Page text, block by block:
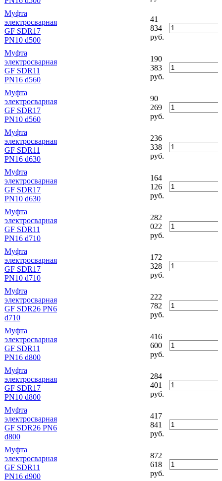
Муфта
электросварная
GF SDR17
PN10 d500
41
834
руб.
Муфта
электросварная
GF SDR11
PN16 d560
190
383
руб.
Муфта
электросварная
GF SDR17
PN10 d560
90
269
руб.
Муфта
электросварная
GF SDR11
PN16 d630
236
338
руб.
Муфта
электросварная
GF SDR17
PN10 d630
164
126
руб.
Муфта
электросварная
GF SDR11
PN16 d710
282
022
руб.
Муфта
электросварная
GF SDR17
PN10 d710
172
328
руб.
Муфта
электросварная
GF SDR26 PN6
d710
222
782
руб.
Муфта
электросварная
GF SDR11
PN16 d800
416
600
руб.
Муфта
электросварная
GF SDR17
PN10 d800
284
401
руб.
Муфта
электросварная
GF SDR26 PN6
d800
417
841
руб.
Муфта
электросварная
GF SDR11
PN16 d900
872
618
руб.